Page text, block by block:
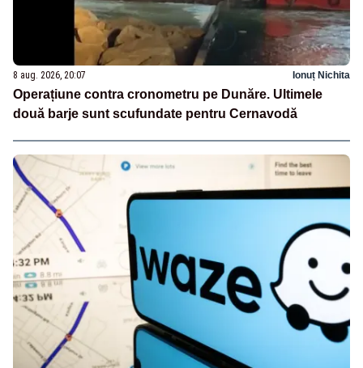
8 aug. 2026, 20:07 Ionuț Nichita
Operațiune contra cronometru pe Dunăre. Ultimele
două barje sunt scufundate pentru Cernavodă